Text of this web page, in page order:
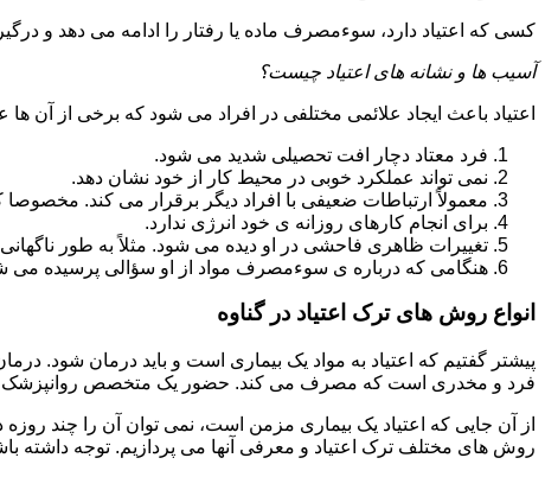
کسی که اعتیاد دارد، سوءمصرف ماده یا رفتار را ادامه می دهد و
آسیب ها و نشانه های اعتیاد چیست؟
اعتیاد باعث ایجاد علائمی مختلفی در افراد می شود که برخی از آن ها
فرد معتاد دچار افت تحصیلی شدید می شود.
نمی تواند عملکرد خوبی در محیط کار از خود نشان دهد.
معمولاً ارتباطات ضعیفی با افراد دیگر برقرار می کند.
برای انجام کارهای روزانه ی خود انرژی ندارد.
تغییرات ظاهری فاحشی در او دیده می شود. مثلاً به طور
هنگامی که درباره ی سوءمصرف مواد از او سؤالی پرسیده می
انواع روش های ترک اعتیاد در گناوه
پیشتر گفتیم که اعتیاد به مواد یک بیماری است و باید درمان شود.
فرد و مخدری است که مصرف می کند. حضور یک متخصص روانپزشک
از آن جایی که اعتیاد یک بیماری مزمن است، نمی توان آن را چند
روش های مختلف ترک اعتیاد و معرفی آنها می پردازیم. توجه داشته